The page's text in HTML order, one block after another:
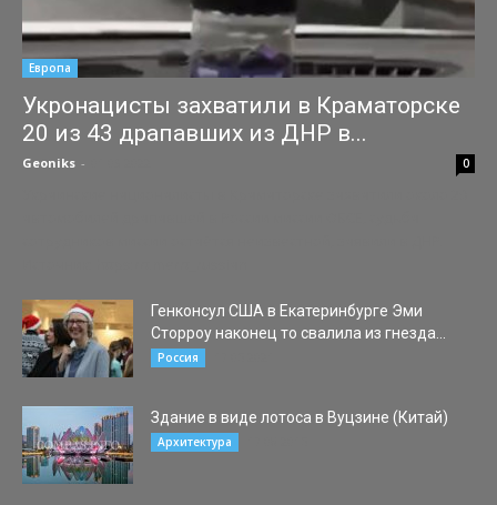
Европа
Укронацисты захватили в Краматорске
20 из 43 драпавших из ДНР в...
Geoniks - 0
Генконсул США в Екатеринбурге Эми
Сторроу наконец то свалила из гнезда...
Россия
Здание в виде лотоса в Вуцзине (Китай)
Архитектура